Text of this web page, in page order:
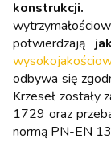
konstrukcji.
potwierdzają
odbywa się
Krzeseł
1729 oraz
normą PN-EN